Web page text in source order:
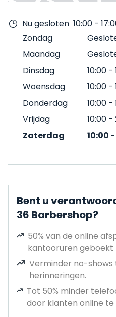
Nu gesloten 10:00 -
Zondag
Maandag
Dinsdag
10:00 -
Woensdag
10:00 -
Donderdag
10:00 -
Vrijdag
10:00 -
Zaterdag
10:00 -
Bent u
36 Barbershop?
50% van de online
kantooruren geboekt
Verminder no-shows
herinneringen.
Tot 50% minder
door klanten online